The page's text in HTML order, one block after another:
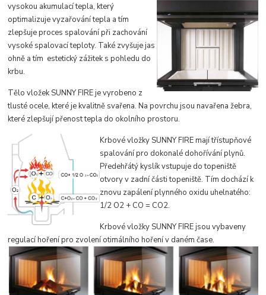
vysokou akumulací tepla, který
optimalizuje vyzařování tepla a tím
zlepšuje proces spalování při zachování
vysoké spalovací teploty. Také zvyšuje jas
ohně atím estetický zážitek s pohledu do
krbu.
Tělo vložek SUNNY FIRE je vyrobeno z
tlusté ocele, které je kvalitně svařena. Na povrchu jsou navařena žebra,
které zlepšují přenost tepla do okolního prostoru.
Krbové vložky SUNNY FIRE mají třístupňové
spalování pro dokonalé dohořívání plynů.
Předehřátý kyslík vstupuje do topeniště
otvory v zadní části topeniště. Tím dochází k
znovu zapálení plynného oxidu uhelnatého:
1/2 O2 + CO = CO2.
Krbové vložky SUNNY FIRE jsou vybaveny
regulací hoření pro zvolení otimálního hoření v daném čase.